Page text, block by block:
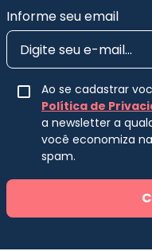
Informe seu email
Ao se cadastrar
Política de
a newsletter a
você economiza
spam.